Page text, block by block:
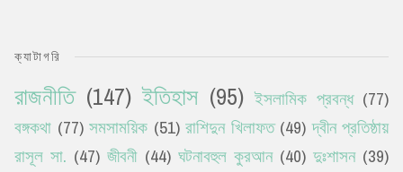
ক্যাটাগরি
রাজনীতি (147) ইতিহাস (95) ইসলামিক প্রবন্ধ (77)
বঙ্গকথা (77) সমসাময়িক (51) রাশিদুন খিলাফত (49) দ্বীন প্রতিষ্ঠায়
রাসূল সা. (47) জীবনী (44) ঘটনাবহুল কুরআন (40) দুঃশাসন (39)